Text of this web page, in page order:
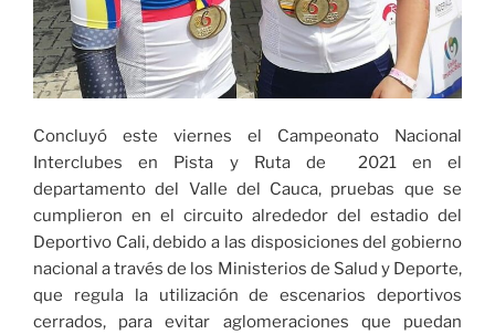
Concluyó este viernes el Campeonato Nacional
Interclubes en Pista y Ruta de 2021 en el
departamento del Valle del Cauca, pruebas que se
cumplieron en el circuito alrededor del estadio del
Deportivo Cali, debido a las disposiciones del gobierno
nacional a través de los Ministerios de Salud y Deporte,
que regula la utilización de escenarios deportivos
cerrados, para evitar aglomeraciones que puedan